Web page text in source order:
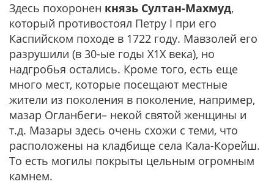
Здесь похоронен князь Султан-Махмуд,
который противостоял Петру I при его
Каспийском походе в 1722 году. Мавзолей его
разрушили (в 30-ые годы X1X века), но
надгробья остались. Кроме того, есть еще
много мест, которые посещают местные
жители из поколения в поколение, например,
мазар Огланбеги– некой святой женщины и
т.д. Мазары здесь очень схожи с теми, что
расположены на кладбище села Кала-Корейш.
То есть могилы покрыты цельным огромным
камнем.